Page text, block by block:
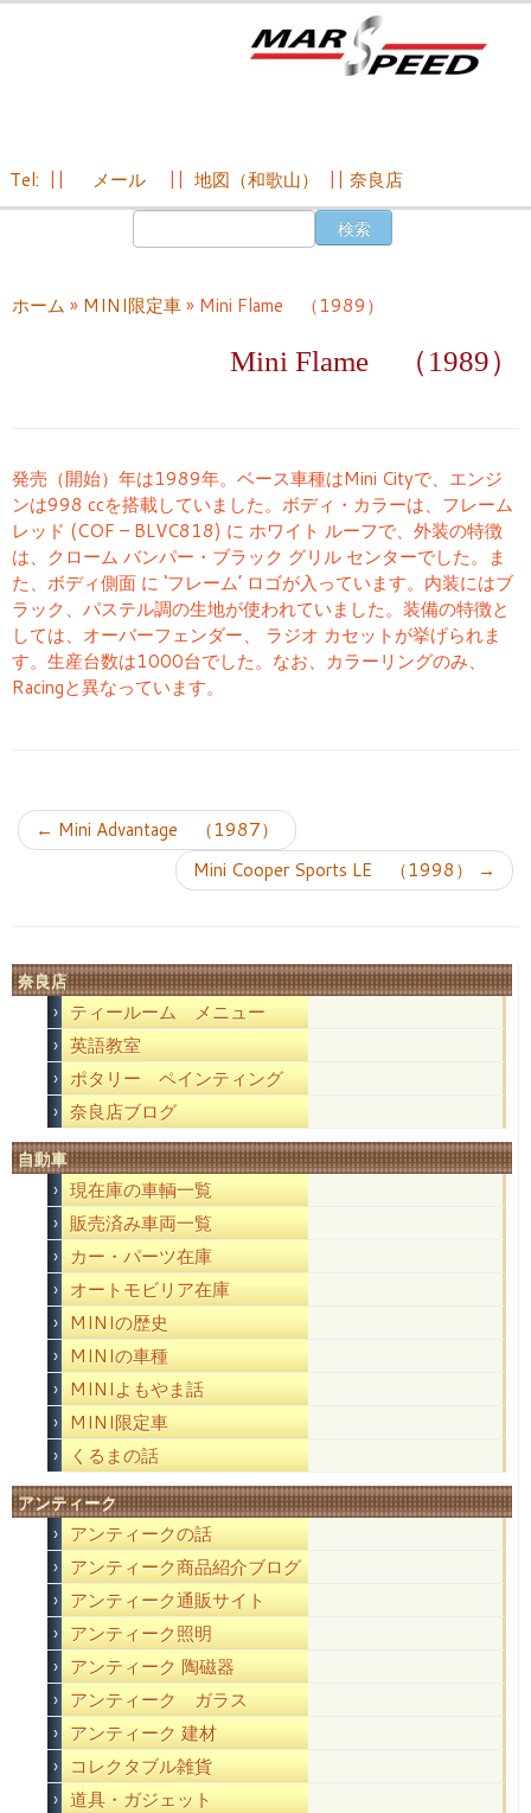
ン
Tel: メール 地図（和歌山） 奈良店
ホーム » MINI限定車» Mini Flame （1989）
Mini Flame （1989）
発売（開始）年は1989年。ベース車種はMini Cityで、エンジ
ンは998 ccを搭載していました。ボディ・カラーは、フレーム
レッド (COF – BLVC818) に ホワイト ルーフで、外装の特徴
は、クローム バンパー・ブラック グリル センターでした。ま
た、ボディ側面 に ‘フレーム’ ロゴが入っています。内装にはブ
ラック、パステル調の生地が使われていました。装備の特徴と
しては、オーバーフェンダー、 ラジオ カセットが挙げられま
す。生産台数は1000台でした。なお、カラーリングのみ、
Racingと異なっています。
← Mini Advantage （1987）
Mini Cooper Sports LE （1998）
→
奈良店
ティールーム メニュー
英語教室
ポタリー ペインティング
奈良店ブログ
自動車
現在庫の車輌一覧
販売済み車両一覧
カー・パーツ在庫
オートモビリア在庫
MINIの歴史
MINIの車種
MINIよもやま話
MINI限定車
くるまの話
アンティーク
アンティークの話
アンティーク商品紹介ブログ
アンティーク通販サイト
アンティーク照明
アンティーク 陶磁器
アンティーク ガラス
アンティーク 建材
コレクタブル雑貨
道具・ガジェット